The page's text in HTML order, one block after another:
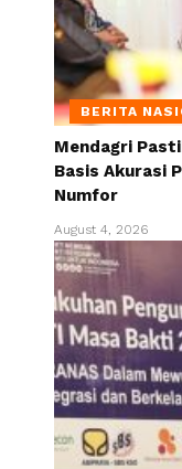
BERITA
Mendagri
Basis Akurasi
Numfor
August 4, 2026